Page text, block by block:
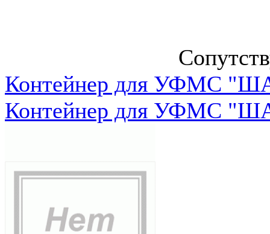
Контейнер для УФМС
Контейнер для УФМС